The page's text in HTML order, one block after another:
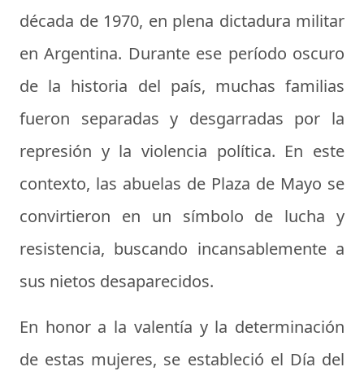
década de 1970, en plena dictadura militar
en Argentina. Durante ese período oscuro
de la historia del país, muchas familias
fueron separadas y desgarradas por la
represión y la violencia política. En este
contexto, las abuelas de Plaza de Mayo se
convirtieron en un símbolo de lucha y
resistencia, buscando incansablemente a
sus nietos desaparecidos.
En honor a la valentía y la determinación
de estas mujeres, se estableció el Día del